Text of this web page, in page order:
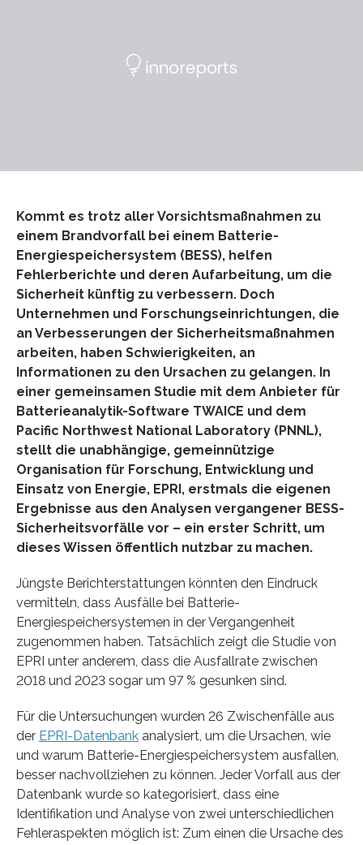
Kommt es trotz aller Vorsichtsmaßnahmen zu
einem Brandvorfall bei einem Batterie-
Energiespeichersystem (BESS), helfen
Fehlerberichte und deren Aufarbeitung, um die
Sicherheit künftig zu verbessern. Doch
Unternehmen und Forschungseinrichtungen, die
an Verbesserungen der Sicherheitsmaßnahmen
arbeiten, haben Schwierigkeiten, an
Informationen zu den Ursachen zu gelangen. In
einer gemeinsamen Studie mit dem Anbieter für
Batterieanalytik-Software TWAICE und dem
Pacific Northwest National Laboratory (PNNL),
stellt die unabhängige, gemeinnützige
Organisation für Forschung, Entwicklung und
Einsatz von Energie, EPRI, erstmals die eigenen
Ergebnisse aus den Analysen vergangener BESS-
Sicherheitsvorfälle vor – ein erster Schritt, um
dieses Wissen öffentlich nutzbar zu machen.
Jüngste Berichterstattungen könnten den Eindruck
vermitteln, dass Ausfälle bei Batterie-
Energiespeichersystemen in der Vergangenheit
zugenommen haben. Tatsächlich zeigt die Studie von
EPRI unter anderem, dass die Ausfallrate zwischen
2018 und 2023 sogar um 97 % gesunken sind.
Für die Untersuchungen wurden 26 Zwischenfälle aus
der EPRI-Datenbank analysiert, um die Ursachen, wie
und warum Batterie-Energiespeichersystem ausfallen,
besser nachvollziehen zu können. Jeder Vorfall aus der
Datenbank wurde so kategorisiert, dass eine
Identifikation und Analyse von zwei unterschiedlichen
Fehleraspekten möglich ist: Zum einen die Ursache des